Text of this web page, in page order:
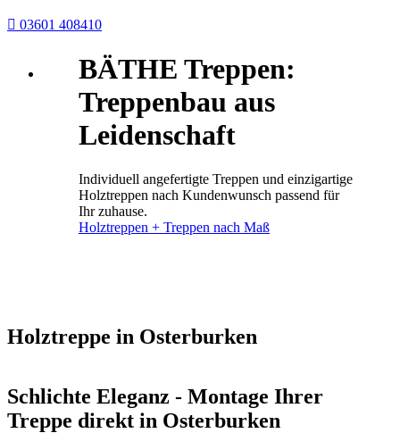
 03601 408410
BÄTHE Treppen:
Treppenbau aus
Leidenschaft
Individuell angefertigte Treppen und einzigartige
Holztreppen nach Kundenwunsch passend für
Ihr zuhause.
Holztreppen + Treppen nach Maß
Holztreppe in Osterburken
Schlichte Eleganz - Montage Ihrer
Treppe direkt in Osterburken